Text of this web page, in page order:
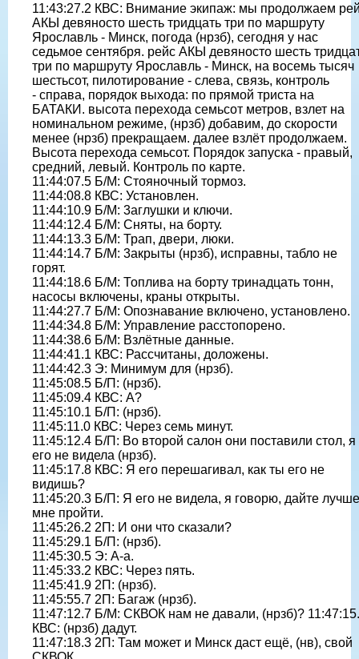
11:43:27.2 КВС: Внимание экипаж: мы продолжаем
АКЫ девяносто шесть тридцать три по маршруту
Ярославль - Минск, погода (нрзб), сегодня у нас
седьмое сентября. рейс АКЫ девяносто шесть
три по маршруту Ярославль - Минск, на восемь тысяч
шестьсот, пилотирование - слева, связь, контроль
- справа, порядок выхода: по прямой триста на
БАТАКИ. высота перехода семьсот метров, взлет на
номинальном режиме, (нрзб) добавим, до скорости
менее (нрзб) прекращаем. далее взлёт продолжаем.
Высота перехода семьсот. Порядок запуска - правый,
средний, левый. Контроль по карте.
11:44:07.5 Б/М: Стояночный тормоз.
11:44:08.8 КВС: Установлен.
11:44:10.9 Б/М: 3аглушки и ключи.
11:44:12.4 Б/М: Сняты, на борту.
11:44:13.3 Б/М: Трап, двери, люки.
11:44:14.7 Б/М: 3акрыты (нрзб), исправны, табло не
горят.
11:44:18.6 Б/М: Топлива на борту тринадцать тонн,
насосы включены, краны открыты.
11:44:27.7 Б/М: Опознавание включено, установлено.
11:44:34.8 Б/М: Управление расстопорено.
11:44:38.6 Б/М: Взлётные данные.
11:44:41.1 КВС: Рассчитаны, доложены.
11:44:42.3 Э: Минимум для (нрзб).
11:45:08.5 Б/П: (нрзб).
11:45:09.4 КВС: А?
11:45:10.1 Б/П: (нрзб).
11:45:11.0 КВС: Через семь минут.
11:45:12.4 Б/П: Во второй салон они поставили стол, я
его не видела (нрзб).
11:45:17.8 КВС: Я его перешагивал, как ты его не
видишь?
11:45:20.3 Б/П: Я его не видела, я говорю, дайте лучше
мне пройти.
11:45:26.2 2П: И они что сказали?
11:45:29.1 Б/П: (нрзб).
11:45:30.5 Э: А-а.
11:45:33.2 КВС: Через пять.
11:45:41.9 2П: (нрзб).
11:45:55.7 2П: Багаж (нрзб).
11:47:12.7 Б/М: СКВОК нам не давали, (нрзб)?
КВС: (нрзб) дадут.
11:47:18.3 2П: Там может и Минск даст ещё, (нв), свой